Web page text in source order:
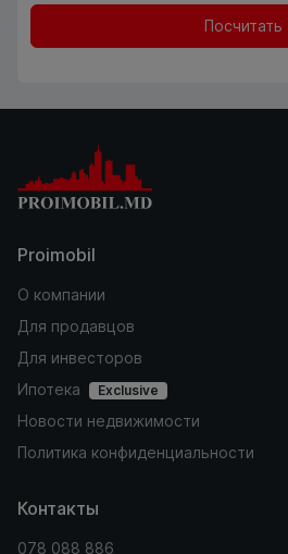
Посчитать
Proimobil
О компании
Для продавцов
Для инвесторов
Ипотека
Exclusive
Новости недвижимости
Политика конфиденциальности
Контакты
078 088 886